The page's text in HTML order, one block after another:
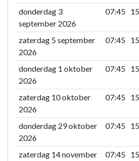
donderdag 3
september 2026
07:45
zaterdag 5 september
2026
07:45
donderdag 1 oktober
2026
07:45
zaterdag 10 oktober
2026
07:45
donderdag 29 oktober
2026
07:45
zaterdag 14 november
07:45